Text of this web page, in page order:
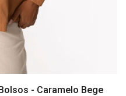
- Caramelo Bege